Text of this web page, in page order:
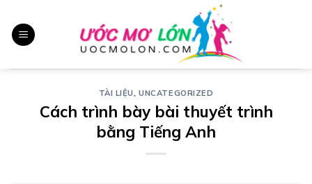
đến
nội
TÀI LIỆU,UNCATEGORIZED
Cách trình bày bài thuyết trình
bằng Tiếng Anh